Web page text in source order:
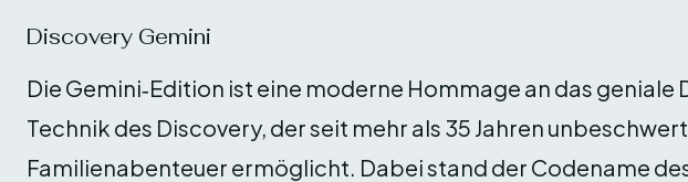
Discovery Gemini
Die Gemini‑Edition ist eine moderne Hommage an das geniale
Technik des Discovery, der seit mehr als 35 Jahren
Familienabenteuer ermöglicht. Dabei stand der Codename